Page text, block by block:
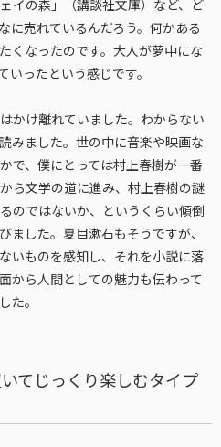
イの森」（講談社文庫）など、ど
に売れているんだろう。何かある
くなったのです。大人が夢中にな
いったという感じです。
かけ離れていました。わからない
みました。世の中に音楽や映画な
で、僕にとっては村上春樹が一番
ら文学の道に進み、村上春樹の謎
のではないか、というくらい傾倒
ました。夏目漱石もそうですが、
いものを感知し、それを小説に落
から人間としての魅力も伝わって
た。
てじっくり楽しむタイプ